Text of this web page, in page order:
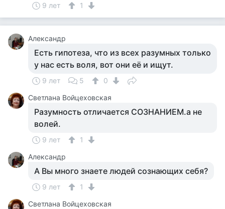
9 лет 1
Александр
Есть гипотеза, что из всех разумных только
у нас есть воля, вот они её и ищут.
9 лет 5
0
Светлана Войцеховская
Разумность отличается СОЗНАНИЕМ.а не
волей.
9 лет
1
Александр
А Вы много знаете людей сознающих себя?
9 лет
1
Светлана Войцеховская